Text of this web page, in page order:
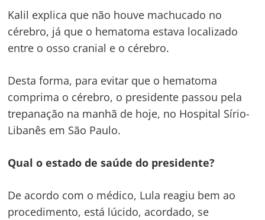
Kalil explica que não houve machucado no
cérebro, já que o hematoma estava localizado
entre o osso cranial e o cérebro.
Desta forma, para evitar que o hematoma
comprima o cérebro, o presidente passou pela
trepanação na manhã de hoje, no Hospital Sírio-
Libanês em São Paulo.
Qual o estado de saúde do presidente?
De acordo com o médico, Lula reagiu bem ao
procedimento, está lúcido, acordado, se